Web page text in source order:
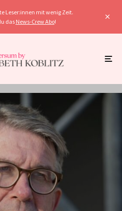
Leser:innen mit wenig Zeit.
das News-Crew Abo!